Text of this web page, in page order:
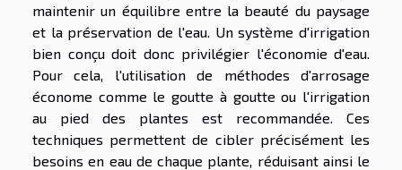
maintenir un équilibre entre la beauté du paysage
et la préservation de l'eau. Un système d'irrigation
bien conçu doit donc privilégier l'économie d'eau.
Pour cela, l'utilisation de méthodes d'arrosage
économe comme le goutte à goutte ou l'irrigation
au pied des plantes est recommandée. Ces
techniques permettent de cibler précisément les
besoins en eau de chaque plante, réduisant ainsi le